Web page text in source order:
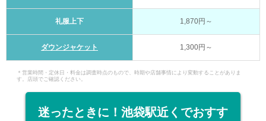
礼服上下 1,870円～
ダウンジャケット 1,300円～
＊営業時間・定休日・料金は調査時点のもので、時期や店舗事情により変動することがありま
す。店頭でご確認ください。
迷ったときに！池袋駅近くでおすす